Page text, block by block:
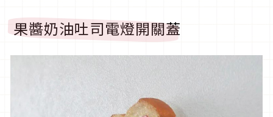
果醬奶油吐司電燈開關蓋